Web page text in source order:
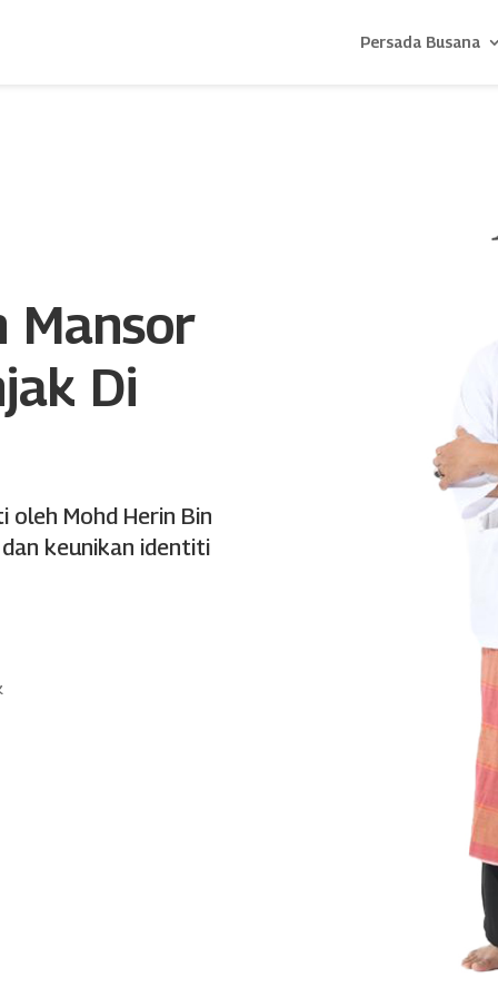
Persada Busana
Mansor
Di
Mohd Herin Bin
keunikan identiti